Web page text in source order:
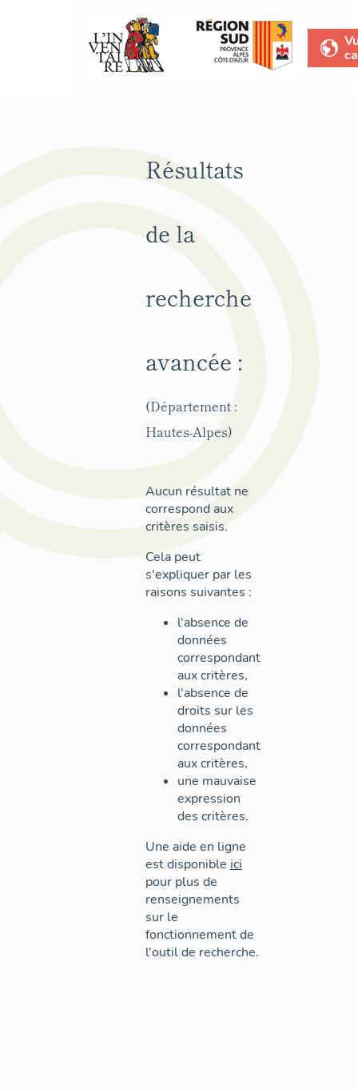
Résultats
de la
recherche
avancée :
(Département :
Hautes-Alpes)
Aucun résultat ne
correspond aux
critères saisis.
Cela peut
s'expliquer par les
raisons suivantes :
l'absence de
données
correspondant
aux critères,
l'absence de
droits sur les
données
correspondant
aux critères,
une mauvaise
expression
des critères.
Une aide en ligne
est disponible ici
pour plus de
renseignements
sur le
fonctionnement de
l'outil de recherche.